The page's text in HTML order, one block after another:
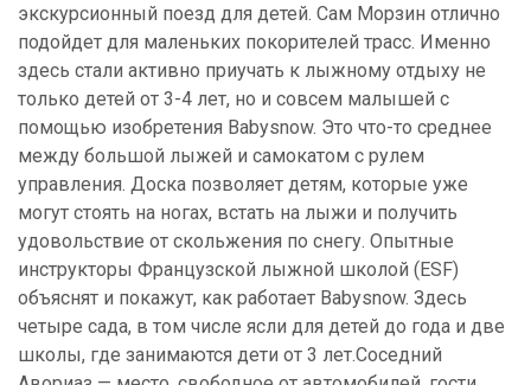
экскурсионный поезд для детей. Сам Морзин отлично
подойдет для маленьких покорителей трасс. Именно
здесь стали активно приучать к лыжному отдыху не
только детей от 3-4 лет, но и совсем малышей с
помощью изобретения Babysnow. Это что-то среднее
между большой лыжей и самокатом с рулем
управления. Доска позволяет детям, которые уже
могут стоять на ногах, встать на лыжи и получить
удовольствие от скольжения по снегу. Опытные
инструкторы Французской лыжной школой (ESF)
объяснят и покажут, как работает Babysnow. Здесь
четыре сада, в том числе ясли для детей до года и две
школы, где занимаются дети от 3 лет.Соседний